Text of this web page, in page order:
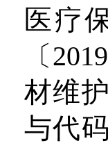
医疗
〔
材维
与代